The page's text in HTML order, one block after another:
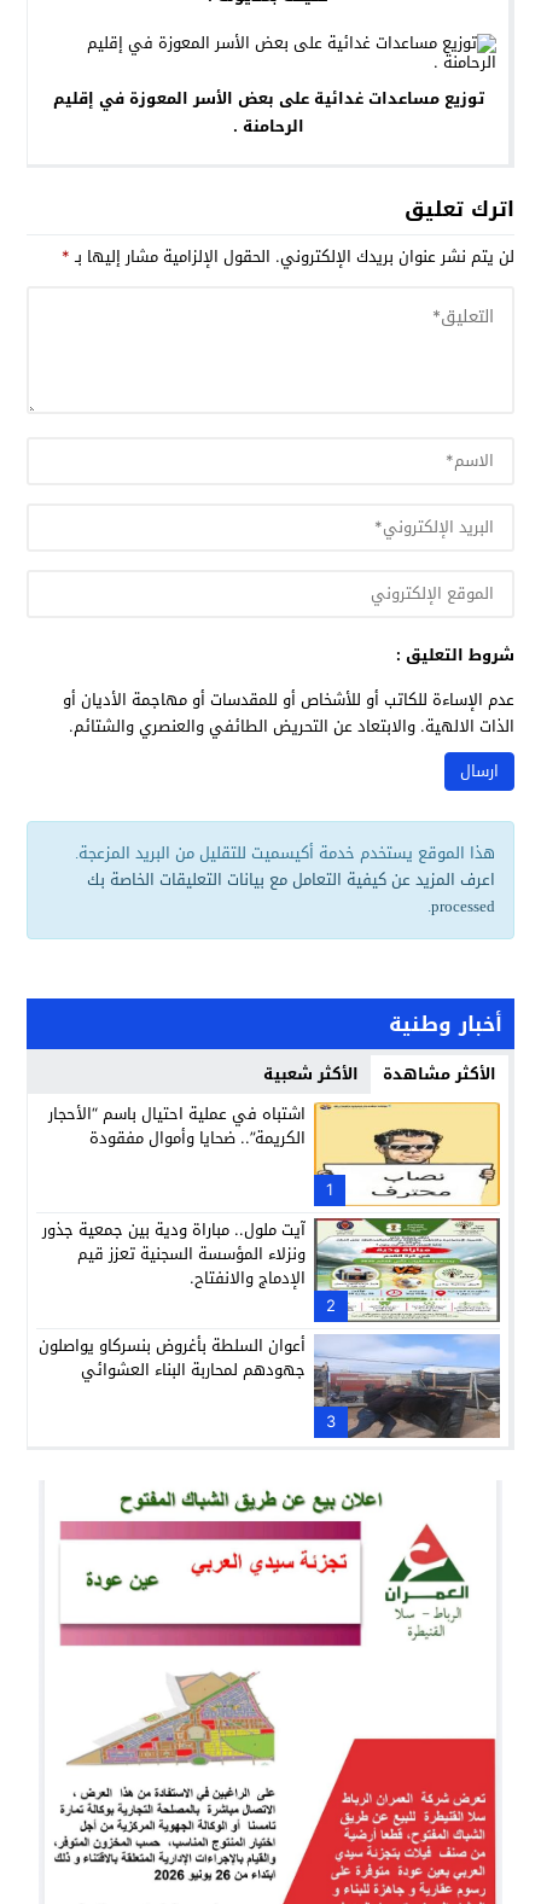
توزيع مساعدات غدائية على بعض الأسر المعوزة في إقليم
الرحامنة .
اترك تعليق
لن يتم نشر عنوان بريدك الإلكتروني. الحقول الإلزامية مشار إليها بـ*
شروط التعليق :
عدم الإساءة للكاتب أو للأشخاص أو للمقدسات أو مهاجمة الأديان أو
الذات الالهية. والابتعاد عن التحريض الطائفي والعنصري والشتائم.
هذا الموقع يستخدم خدمة أكيسميت للتقليل من البريد المزعجة.
اعرف المزيد عن كيفية التعامل مع بيانات التعليقات الخاصة بك
processed
.
أخبار وطنية
الأكثر مشاهدة الأكثر شعبية
1
اشتباه في عملية احتيال باسم “الأحجار
الكريمة”.. ضحايا وأموال مفقودة
2
آيت ملول.. مباراة ودية بين جمعية جذور
ونزلاء المؤسسة السجنية تعزز قيم
الإدماج والانفتاح.
3
أعوان السلطة بأغروض بنسركاو يواصلون
جهودهم لمحاربة البناء العشوائي